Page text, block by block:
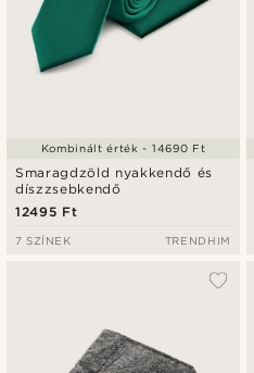
Smaragdzöld nyakkendő és
díszzsebkendő
12495 Ft
Kombinált érték - 14690 Ft
7 SZÍNEK TRENDHIM